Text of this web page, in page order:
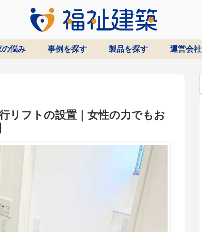
の悩み 事例を探す 製品を探す 運営会社
リフトの設置｜女性の力でもお